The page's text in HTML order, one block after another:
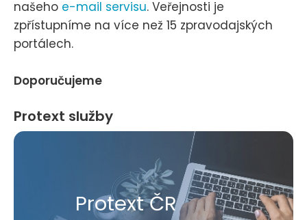
našeho e-mail servisu. Veřejnosti je
zpřístupníme na více než 15 zpravodajských
portálech.
Doporučujeme
Protext služby
Protext ČR